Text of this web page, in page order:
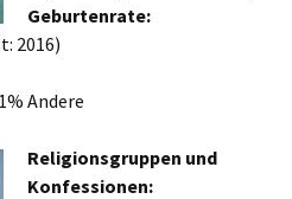
Geburtenrate:
2016)
Andere
Religionsgruppen und
Konfessionen: